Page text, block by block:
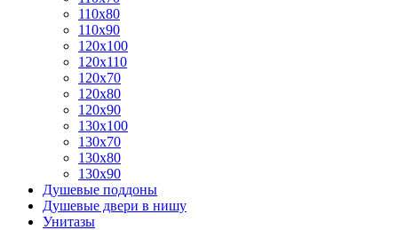
110x80
110x90
120x100
120x110
120x70
120x80
120x90
130x100
130x70
130x80
130x90
Душевые поддоны
Душевые двери в нишу
Унитазы